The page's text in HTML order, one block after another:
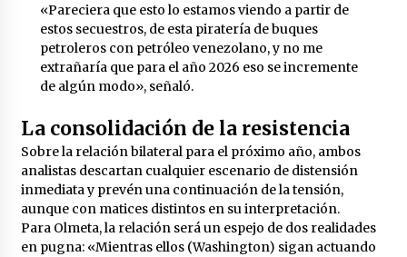
«Pareciera que esto lo estamos viendo a partir de
estos secuestros, de esta piratería de buques
petroleros con petróleo venezolano, y no me
extrañaría que para el año 2026 eso se incremente
de algún modo», señaló.
La consolidación de la resistencia
Sobre la relación bilateral para el próximo año, ambos
analistas descartan cualquier escenario de distensión
inmediata y prevén una continuación de la tensión,
aunque con matices distintos en su interpretación.
Para Olmeta, la relación será un espejo de dos realidades
en pugna: «Mientras ellos (Washington) sigan actuando